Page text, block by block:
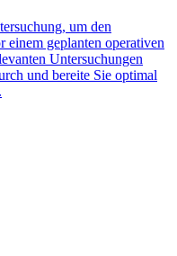
um den
einem geplanten operativen
Untersuchungen
und bereite Sie optimal